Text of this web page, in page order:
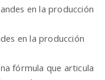
en la producción
fórmula que articula